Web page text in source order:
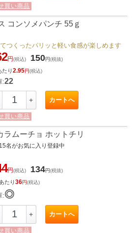
買い商品
コンソメパンチ 55ｇ
つくったパリッと軽い食感が楽しめます
円(税込) 150円(税抜)
たり2.95円(税込)
:22
＋ カートへ
買い商品
ムーチョ ホットチリ
15名がお気に入り登録中
円(税込) 134円(税抜)
あたり36円(税込)
:◎
＋ カートへ
買い商品